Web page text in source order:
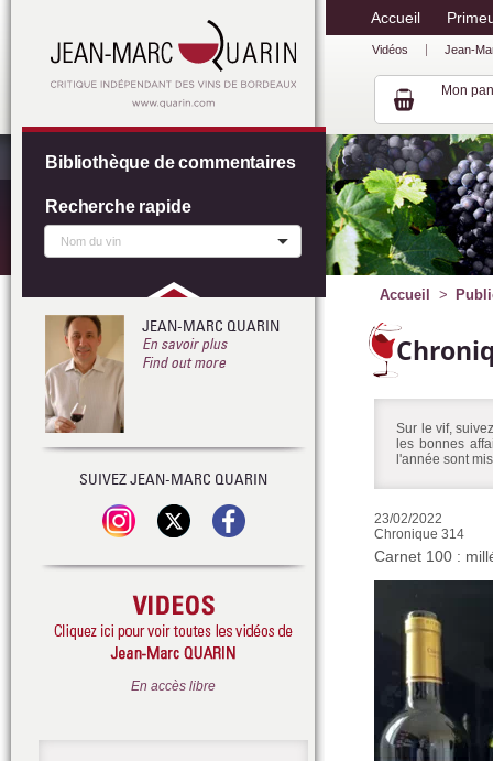
Accueil
Vidéos Jean-
Mon
Accueil
Sur le vif,
les bonnes
l'année sont
23/02/2022
Chronique 314
Carnet 100 :
Bibliothèque de commentaires
Recherche rapide
JEAN-MARC QUARIN
En savoir plus
Find out more
SUIVEZ JEAN-MARC QUARIN
En accès libre